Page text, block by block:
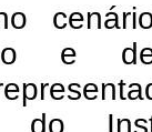
e
do